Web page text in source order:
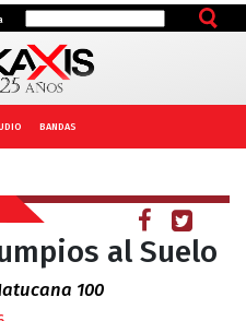
BANDAS
al Suelo
100